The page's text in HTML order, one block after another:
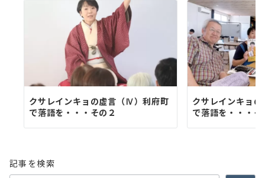
クサレインキョの虚言（Ⅳ）利府町
で落語を・・・その２
クサレインキョ
で落語を・・・そ
記事を検索